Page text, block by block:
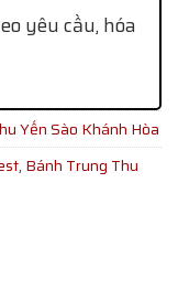
yêu cầu, hóa
Yến Sào Khánh Hòa
, Bánh Trung Thu